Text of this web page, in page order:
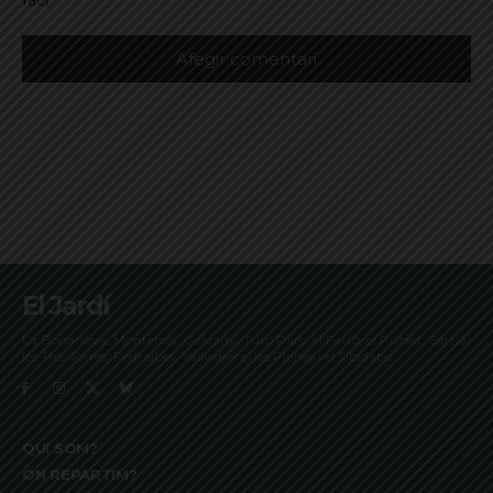
El Jardí
La Bonanova, Monterols, Galvany, Turó Parc, el Farró, el Putxet, Sarrià,
les Tres Torres, Pedralbes, Vallvidrera, les Planes i el Tibidabo
QUI SOM?
ON REPARTIM?